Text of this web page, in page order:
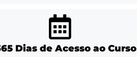
Dias de Acesso ao Curso